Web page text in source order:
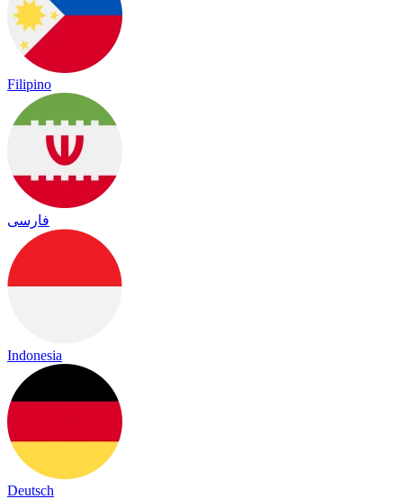
Filipino
فارسی
Indonesia
Deutsch